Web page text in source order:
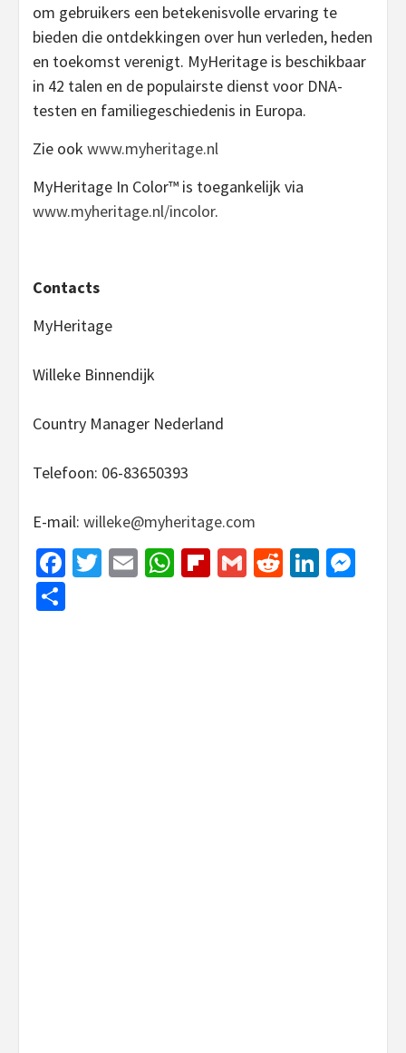
om gebruikers een betekenisvolle ervaring te
bieden die ontdekkingen over hun verleden, heden
en toekomst verenigt. MyHeritage is beschikbaar
in 42 talen en de populairste dienst voor DNA-
testen en familiegeschiedenis in Europa.
Zie ook www.myheritage.nl
MyHeritage In Color™ is toegankelijk via
www.myheritage.nl/incolor.
Contacts
MyHeritage
Willeke Binnendijk
Country Manager Nederland
Telefoon: 06-83650393
E-mail: willeke@myheritage.com
Facebook
Twitter
EmailWhatsApp
Flipboard
GmailReddit